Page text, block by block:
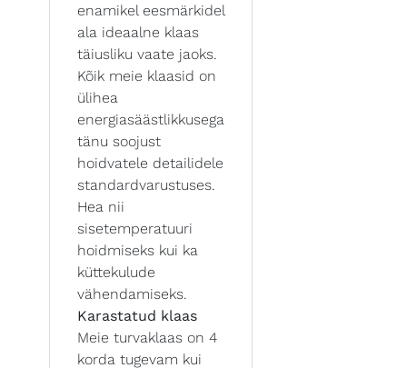
enamikel eesmärkidel
ala ideaalne klaas
täiusliku vaate jaoks.
Kõik meie klaasid on
ülihea
energiasäästlikkusega
tänu soojust
hoidvatele detailidele
standardvarustuses.
Hea nii
sisetemperatuuri
hoidmiseks kui ka
küttekulude
vähendamiseks.
Karastatud klaas
Meie turvaklaas on 4
korda tugevam kui